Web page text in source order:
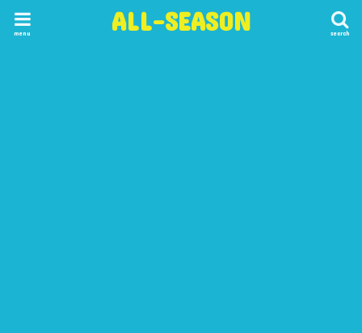
ALL-SEASON search
menu